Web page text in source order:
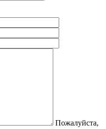
Пожалуйста,